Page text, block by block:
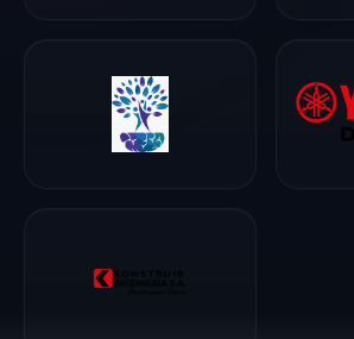
emocional aplicada
al trabajo. En 2026
AMCHO,